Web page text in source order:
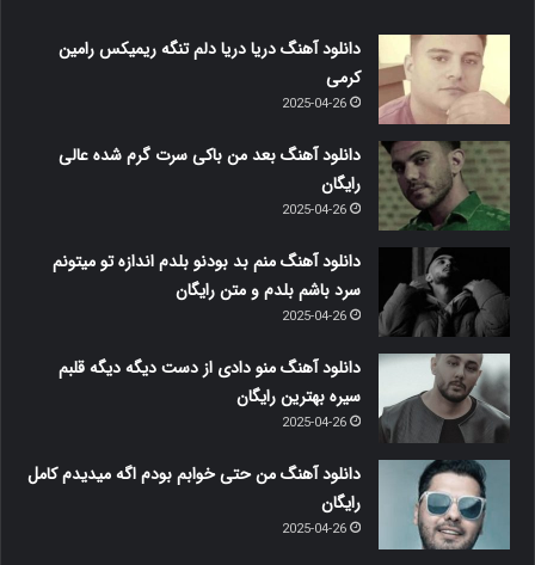
دانلود آهنگ دریا دریا دلم تنگه ریمیکس رامین
کرمی
2025-04-26
دانلود آهنگ بعد من باکی سرت گرم شده عالی
رایگان
2025-04-26
دانلود آهنگ منم بد بودنو بلدم اندازه تو میتونم
سرد باشم بلدم و متن رایگان
2025-04-26
دانلود آهنگ منو دادی از دست دیگه دیگه قلبم
سیره بهترین رایگان
2025-04-26
دانلود آهنگ من حتی خوابم بودم اگه میدیدم کامل
رایگان
2025-04-26